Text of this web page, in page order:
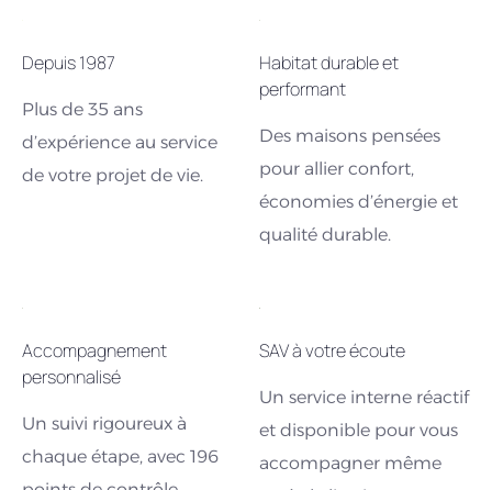
Depuis 1987
Plus de 35 ans
d’expérience au service
de votre projet de vie.
Habitat durable et
performant
Des maisons pensées
pour allier confort,
économies d’énergie et
qualité durable.
Accompagnement
personnalisé
Un suivi rigoureux à
chaque étape, avec 196
SAV à votre écoute
Un service interne réactif
et disponible pour vous
accompagner même